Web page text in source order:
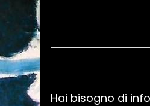
Hai bisogno di